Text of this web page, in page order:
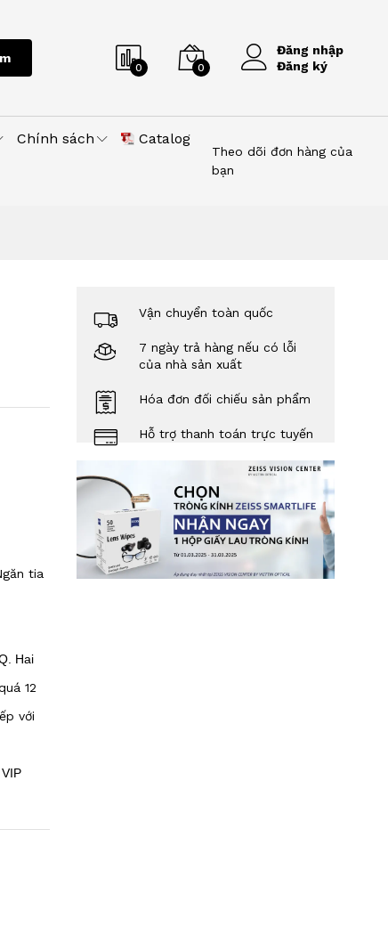
0 0
Đăng nhập
Đăng ký
Chính sách Catalog
Theo dõi đơn hàng của
bạn
tia
Hai
12
với
Vận chuyển toàn quốc
7 ngày trả hàng nếu có lỗi
của nhà sản xuất
Hóa đơn đối chiếu sản phẩm
Hỗ trợ thanh toán trực tuyến